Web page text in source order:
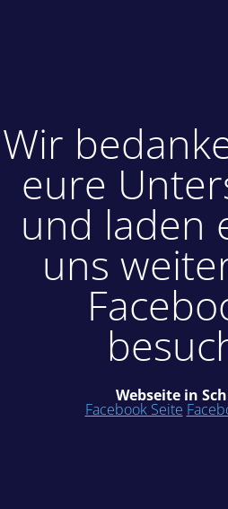
Wir
eure
und laden
uns
Webseite in
Facebook Seite